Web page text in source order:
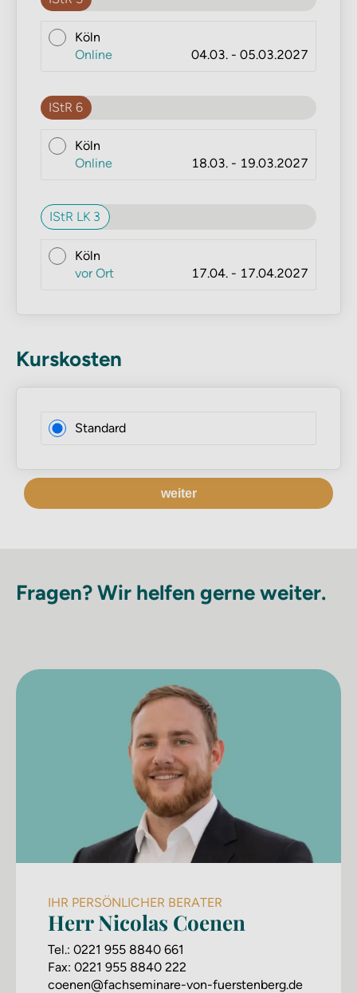
Köln
Online
04.03. - 05.03.2027
IStR 6
Köln
Online
18.03. - 19.03.2027
IStR LK 3
Köln
vor Ort
17.04. - 17.04.2027
Kurskosten
Standard
weiter
Fragen? Wir helfen gerne weiter.
IHR PERSÖNLICHER BERATER
Herr Nicolas Coenen
Tel.: 0221 955 8840 661
Fax: 0221 955 8840 222
coenen@fachseminare-von-fuerstenberg.de